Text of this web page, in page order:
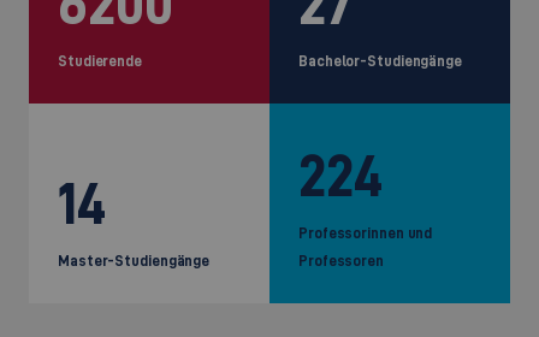
Studierende Bachelor-Studiengänge
14
Master-Studiengänge
224
Professorinnen und
Professoren